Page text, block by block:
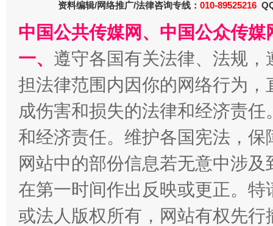
生
揭批美国五大"原罪" "炒
资料编辑/网络推广/法律咨询专线： 010-89525216
中国公共传媒网、中国公众传
一、 遵守各国有关法律、法规
担法律范围内因你的网络行为
成伤害和损失的法律和经济责
和经济责任。维护各国宪法，
网站中的部份信息若无意中涉
在第一时间作出反映或更正。
或法人版权所有，网站有权先